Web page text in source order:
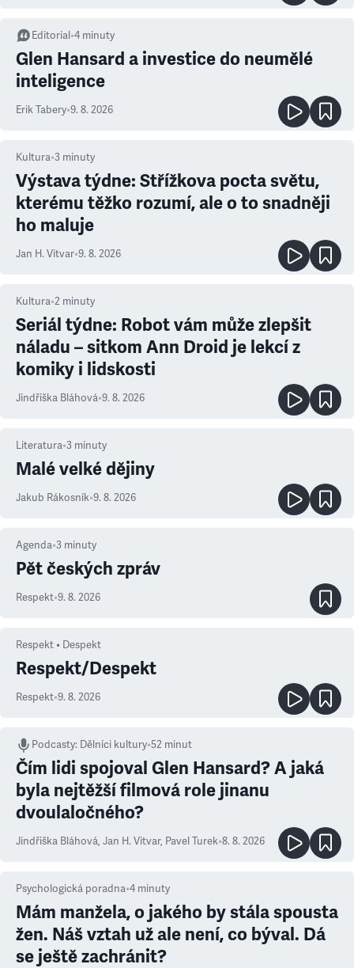
Editorial •4 minuty
Glen Hansard a investice do neumělé
inteligence
Erik Tabery•9. 8. 2026
Kultura•3 minuty
Výstava týdne: Střížkova pocta světu,
kterému těžko rozumí, ale o to snadněji
ho maluje
Jan H. Vitvar•9. 8. 2026
Kultura•2 minuty
Seriál týdne: Robot vám může zlepšit
náladu – sitkom Ann Droid je lekcí z
komiky i lidskosti
Jindřiška Bláhová•9. 8. 2026
Literatura•3 minuty
Malé velké dějiny
Jakub Rákosník•9. 8. 2026
Agenda•3 minuty
Pět českých zpráv
Respekt•9. 8. 2026
Respekt • Despekt
Respekt/Despekt
Respekt•9. 8. 2026
Podcasty: Dělníci kultury•52 minut
Čím lidi spojoval Glen Hansard? A jaká
byla nejtěžší filmová role jinanu
dvoulaločného?
Jindřiška Bláhová, Jan H. Vitvar, Pavel Turek•8. 8. 2026
Psychologická poradna•4 minuty
Mám manžela, o jakého by stála spousta
žen. Náš vztah už ale není, co býval. Dá
se ještě zachránit?